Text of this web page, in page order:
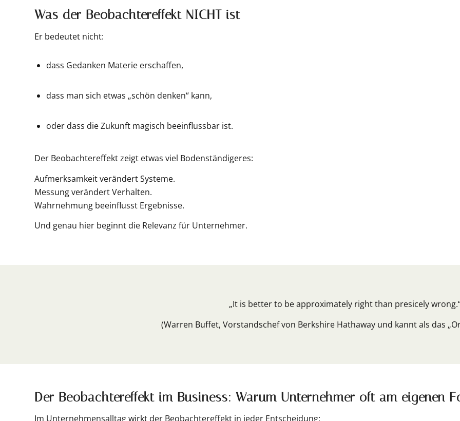
Was der Beobachtereffekt NICHT ist
Er bedeutet nicht:
dass Gedanken Materie erschaffen,
dass man sich etwas „schön denken“ kann,
oder dass die Zukunft magisch beeinflussbar ist.
Der Beobachtereffekt zeigt etwas viel Bodenständigeres:
Aufmerksamkeit verändert Systeme.
Messung verändert Verhalten.
Wahrnehmung beeinflusst Ergebnisse.
Und genau hier beginnt die Relevanz für Unternehmer.
„It is better to be approximately right than presicely
(Warren Buffet, Vorstandschef von Berkshire Hathaway und kannt als das
Der Beobachtereffekt im Business: Warum Unternehmer oft am eigenen
Im Unternehmensalltag wirkt der Beobachtereffekt in jeder Entscheidung: